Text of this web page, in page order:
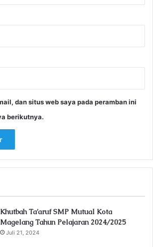
dan situs web saya pada peramban ini
berikutnya.
Khutbah Ta’aruf SMP Mutual Kota
Magelang Tahun Pelajaran 2024/2025
Juli 21, 2024